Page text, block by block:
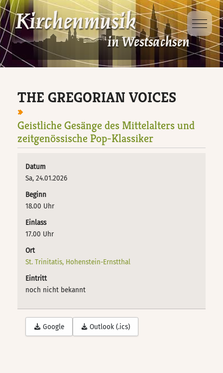
Mobile
THE GREGORIAN VOICES
Geistliche Gesänge des Mittelalters und
zeitgenössische Pop-Klassiker
Datum
Sa, 24.01.2026
Beginn
18.00 Uhr
Einlass
17.00 Uhr
Ort
St. Trinitatis, Hohenstein-Ernstthal
Eintritt
noch nicht bekannt
Google Outlook (.ics)
Dabei sein
Veranstaltungen
Veranstaltungsorte
Projekte
Kinder- und
Jungbläsertage
Kindersingewoche
Ausbildung
D-Kirchenmusikausbildung
D-Kurs für Chorleitung
D-Kurs für Organisten